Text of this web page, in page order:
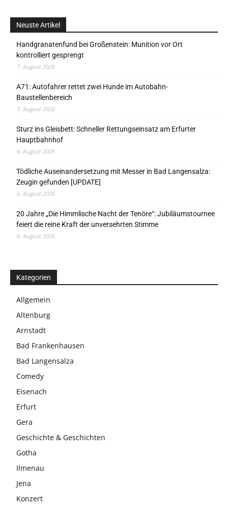
Neuste Artikel
Handgranatenfund bei Großenstein: Munition vor Ort
kontrolliert gesprengt
7. August 2026
A71: Autofahrer rettet zwei Hunde im Autobahn-
Baustellenbereich
7. August 2026
Sturz ins Gleisbett: Schneller Rettungseinsatz am Erfurter
Hauptbahnhof
6. August 2026
Tödliche Auseinandersetzung mit Messer in Bad Langensalza:
Zeugin gefunden [UPDATE]
6. August 2026
20 Jahre „Die Himmlische Nacht der Tenöre“: Jubiläumstournee
feiert die reine Kraft der unversehrten Stimme
6. August 2026
Kategorien
Allgemein
Altenburg
Arnstadt
Bad Frankenhausen
Bad Langensalza
Comedy
Eisenach
Erfurt
Gera
Geschichte & Geschichten
Gotha
Ilmenau
Jena
Konzert